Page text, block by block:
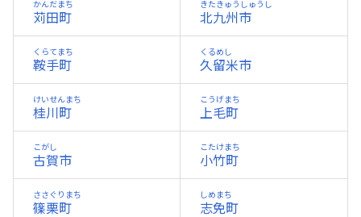
苅田町
かんだまち
北九州市
きたきゅうしゅうし
鞍手町
くらてまち
久留米市
くるめし
桂川町
けいせんまち
上毛町
こうげまち
古賀市
こがし
小竹町
こたけまち
篠栗町
ささぐりまち
志免町
しめまち